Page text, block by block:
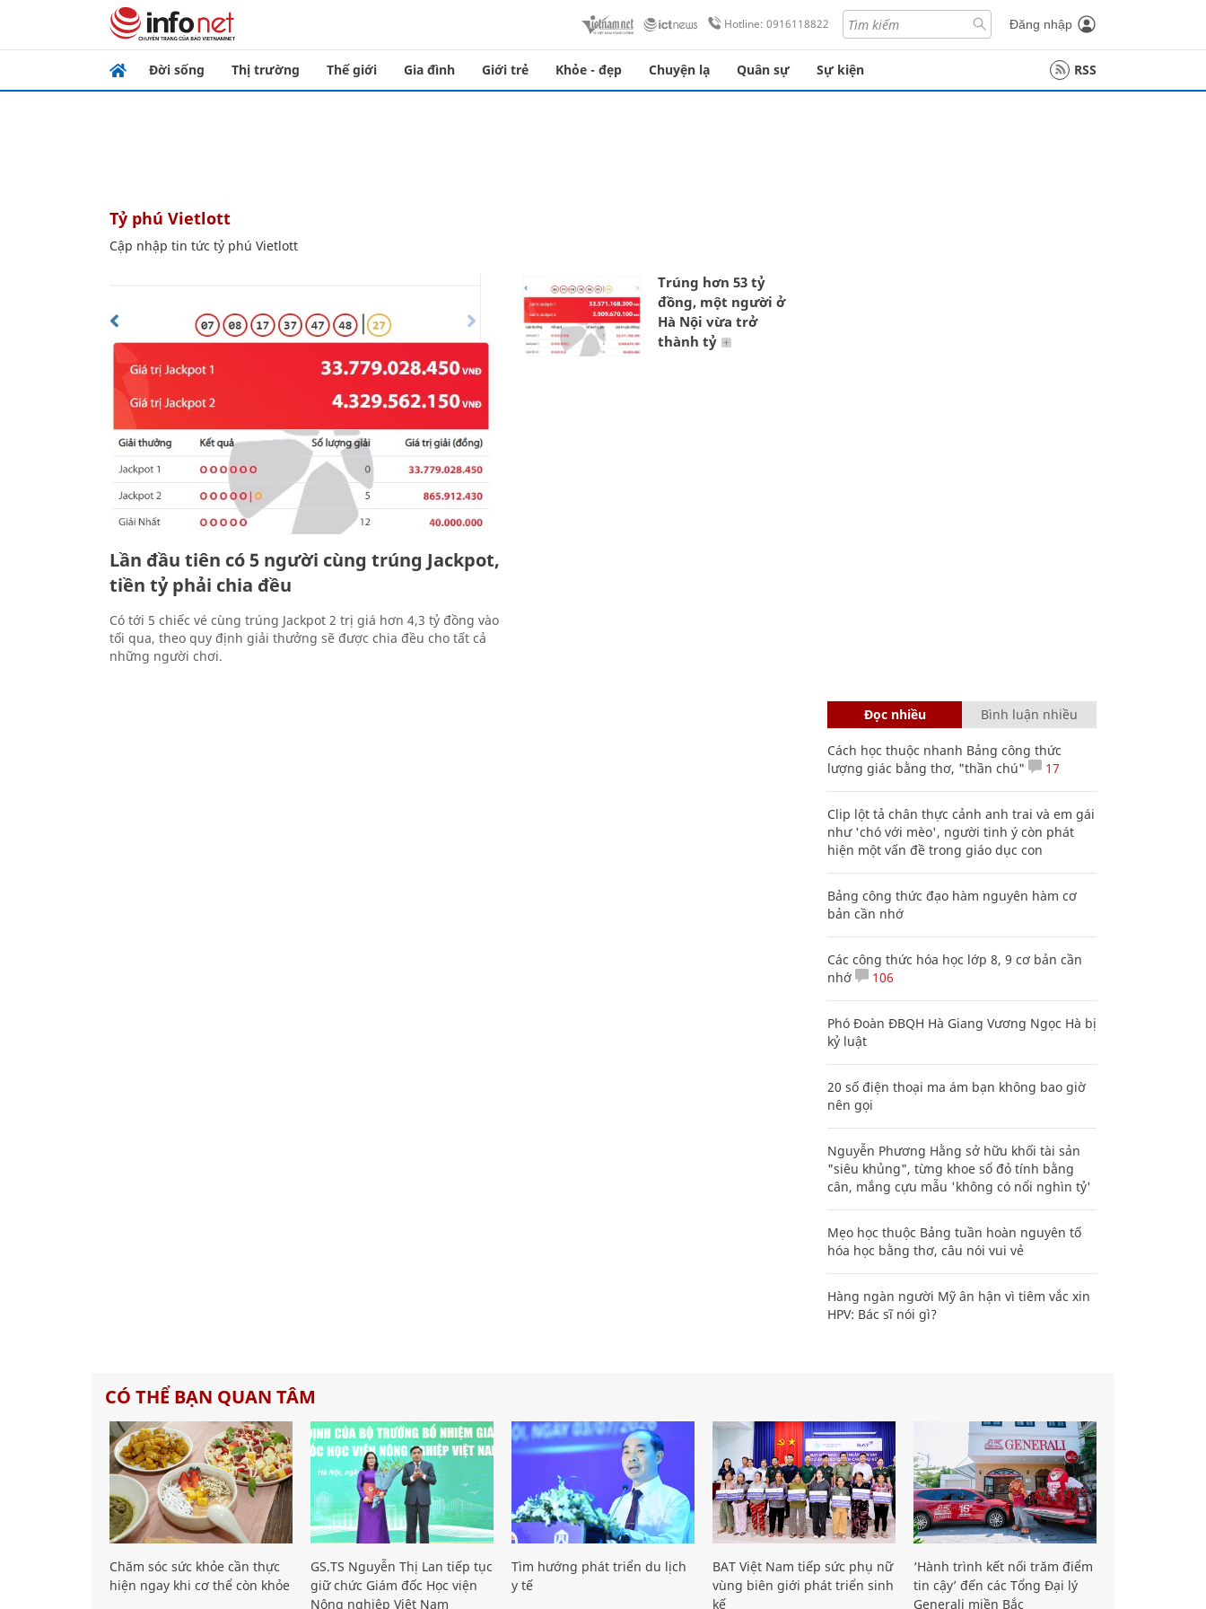
Hotline: 0916118822 Đăng nhập
Đời sống Thị trường Thế giới Gia đình Giới trẻ Khỏe - đẹp Chuyện lạ Quân sự Sự kiện RSS
tỷ phú Vietlott
Cập nhập tin tức tỷ phú Vietlott
Lần đầu tiên có 5 người cùng trúng Jackpot,
tiền tỷ phải chia đều
Có tới 5 chiếc vé cùng trúng Jackpot 2 trị giá hơn 4,3 tỷ đồng vào
tối qua, theo quy định giải thưởng sẽ được chia đều cho tất cả
những người chơi.
Trúng hơn 53 tỷ
đồng, một người ở
Hà Nội vừa trở
thành tỷ
Đọc nhiều Bình luận nhiều
Cách học thuộc nhanh Bảng công thức
lượng giác bằng thơ, "thần chú"
17
Clip lột tả chân thực cảnh anh trai và em gái
như 'chó với mèo', người tinh ý còn phát
hiện một vấn đề trong giáo dục con
Bảng công thức đạo hàm nguyên hàm cơ
bản cần nhớ
Các công thức hóa học lớp 8, 9 cơ bản cần
nhớ
106
Phó Đoàn ĐBQH Hà Giang Vương Ngọc Hà bị
kỷ luật
20 số điện thoại ma ám bạn không bao giờ
nên gọi
Nguyễn Phương Hằng sở hữu khối tài sản
"siêu khủng", từng khoe sổ đỏ tính bằng
cân, mắng cựu mẫu 'không có nổi nghìn tỷ'
Mẹo học thuộc Bảng tuần hoàn nguyên tố
hóa học bằng thơ, câu nói vui vẻ
Hàng ngàn người Mỹ ân hận vì tiêm vắc xin
HPV: Bác sĩ nói gì?
CÓ THỂ BẠN QUAN TÂM
Chăm sóc sức khỏe cần thực
hiện ngay khi cơ thể còn khỏe
GS.TS Nguyễn Thị Lan tiếp tục
giữ chức Giám đốc Học viện
Nông nghiệp Việt Nam
Tìm hướng phát triển du lịch
y tế
BAT Việt Nam tiếp sức phụ nữ
vùng biên giới phát triển sinh
kế
‘Hành trình kết nối trăm điểm
tin cậy’ đến các Tổng Đại lý
Generali miền Bắc